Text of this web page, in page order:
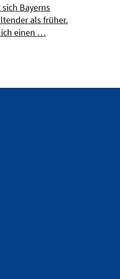
Bayerns
als früher.
einen …